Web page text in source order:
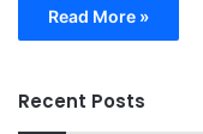
Read More »
Recent Posts